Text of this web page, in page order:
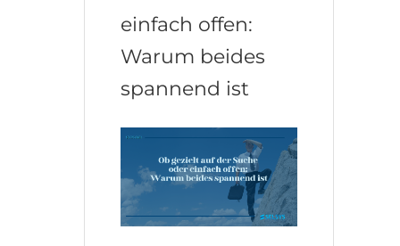
einfach offen:
Warum beides
spannend ist